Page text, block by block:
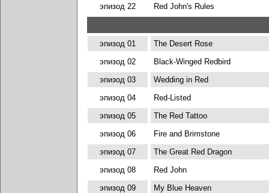
эпизод 22
Red John's Rules
эпизод 01
The Desert Rose
эпизод 02
Black-Winged Redbird
эпизод 03
Wedding in Red
эпизод 04
Red-Listed
эпизод 05
The Red Tattoo
эпизод 06
Fire and Brimstone
эпизод 07
The Great Red Dragon
эпизод 08
Red John
эпизод 09
My Blue Heaven